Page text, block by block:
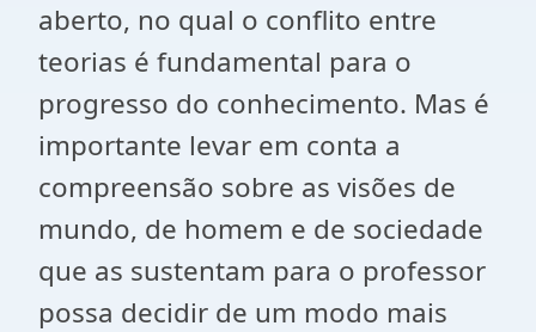
aberto, no qual o conflito entre
teorias é fundamental para o
progresso do conhecimento. Mas é
importante levar em conta a
compreensão sobre as visões de
mundo, de homem e de sociedade
que as sustentam para o professor
possa decidir de um modo mais